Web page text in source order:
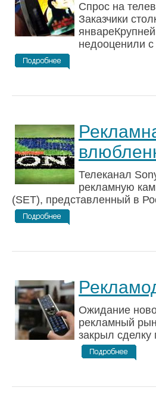
Спрос на
Заказчики
недооценили с
Телеканал
рекламную
(SET), представленный в
Ожидание
рекламный
закрыл